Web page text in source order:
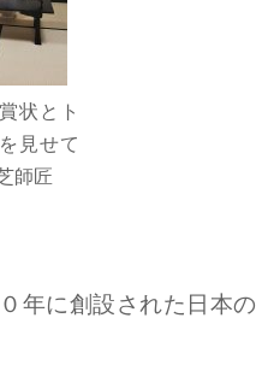
状とト
見せて
師匠
年に創設された日本の